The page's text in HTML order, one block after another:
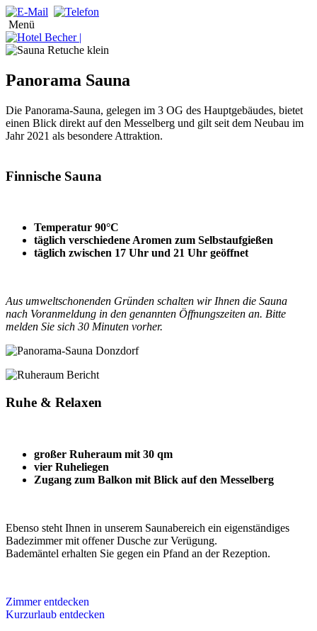
Menü
Panorama Sauna
Die Panorama-Sauna, gelegen im 3 OG des Hauptgebäudes, bietet
einen Blick direkt auf den Messelberg und gilt seit dem Neubau im
Jahr 2021 als besondere Attraktion.
Finnische Sauna
Temperatur 90°C
täglich verschiedene Aromen zum Selbstaufgießen
täglich zwischen 17 Uhr und 21 Uhr geöffnet
Aus umweltschonenden Gründen schalten wir Ihnen die Sauna
nach Voranmeldung in den genannten Öffnungszeiten an. Bitte
melden Sie sich 30 Minuten vorher.
Ruhe & Relaxen
großer Ruheraum mit 30 qm
vier Ruheliegen
Zugang zum Balkon mit Blick auf den Messelberg
Ebenso steht Ihnen in unserem Saunabereich ein eigenständiges
Badezimmer mit offener Dusche zur Verügung.
Bademäntel erhalten Sie gegen ein Pfand an der Rezeption.
Zimmer entdecken
Kurzurlaub entdecken